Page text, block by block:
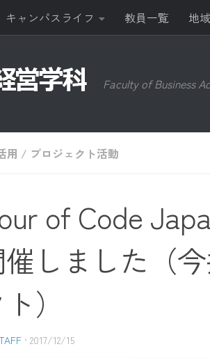
キャンパスライフ 教員一覧 地
Faculty of Business
用 / プロジェクト活動
of Code
しました（
）
· 2017/12/15